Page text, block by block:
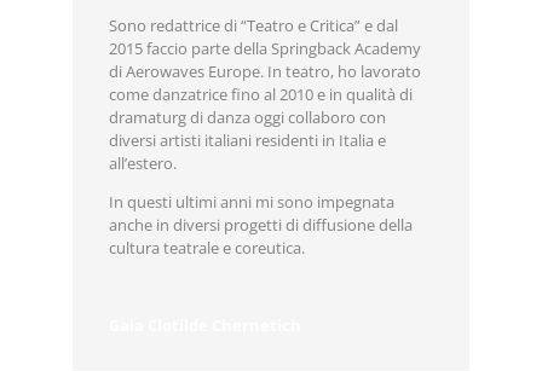
Sono redattrice di “Teatro e Critica” e dal
2015 faccio parte della Springback Academy
di Aerowaves Europe. In teatro, ho lavorato
come danzatrice fino al 2010 e in qualità di
dramaturg di danza oggi collaboro con
diversi artisti italiani residenti in Italia e
all’estero.
In questi ultimi anni mi sono impegnata
anche in diversi progetti di diffusione della
cultura teatrale e coreutica.